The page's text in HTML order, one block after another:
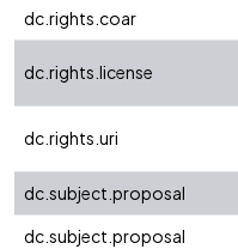
dc.rights.coar
dc.rights.license
dc.rights.uri
dc.subject.proposal
dc.subject.proposal